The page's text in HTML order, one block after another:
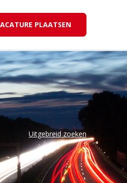
PLAATSEN
Uitgebreid zoeken